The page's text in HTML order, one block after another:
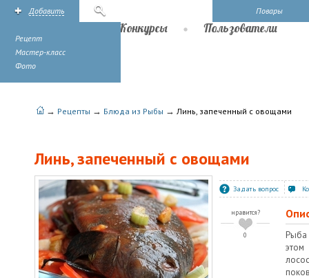
Повары
Добавить
Рецепт
Мастер-класс
Фото
Конкурсы Пользователи
→ Рецепты → Блюда из Рыбы → Линь, запеченный с овощами
Линь, запеченный с овощами
Задать вопрос
нравится?
0
Рыба
этом